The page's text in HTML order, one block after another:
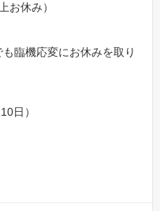
お休み）
臨機応変にお休みを取り
日）